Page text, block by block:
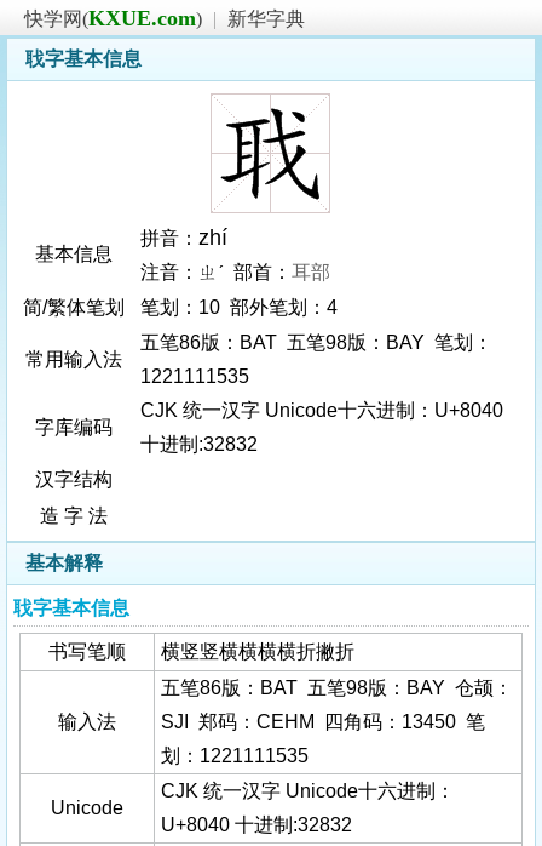
快学网(KXUE.com) |
新华字典
聀字基本信息
基本信息
拼音： zhí
注音：ㄓˊ 部首： 耳部
简/繁体笔划
笔划：10 部外笔划：4
常用输入法
五笔86版：BAT 五笔98版：BAY 笔划：
1221111535
字库编码
CJK 统一汉字 Unicode十六进制：U+8040
十进制:32832
汉字结构
造 字 法
基本解释
聀字基本信息
书写笔顺 横竖竖横横横横折撇折
输入法
五笔86版：BAT 五笔98版：BAY 仓颉：
SJI 郑码：CEHM 四角码：13450 笔
划：1221111535
Unicode
CJK 统一汉字 Unicode十六进制：
U+8040 十进制:32832